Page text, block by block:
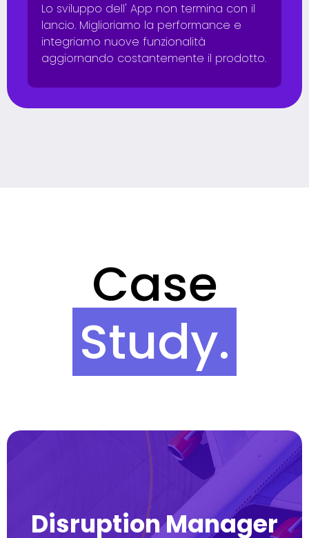
Lo sviluppo dell' App non termina con il
lancio. Miglioriamo la performance e
integriamo nuove funzionalità
aggiornando costantemente il prodotto.
Case
Study.
Disruption Manager